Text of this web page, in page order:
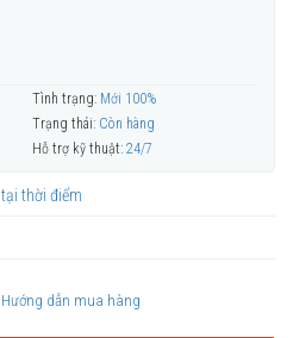
Tình trạng: Mới 100%
Trạng thái: Còn hàng
Hỗ trợ kỹ thuật: 24/7
thời điểm
Hướng dẫn mua hàng